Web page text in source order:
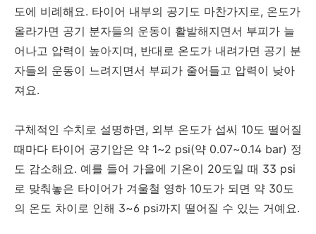
도에 비례해요. 타이어 내부의 공기도 마찬가지로, 온도가
올라가면 공기 분자들의 운동이 활발해지면서 부피가 늘
어나고 압력이 높아지며, 반대로 온도가 내려가면 공기 분
자들의 운동이 느려지면서 부피가 줄어들고 압력이 낮아
져요.
구체적인 수치로 설명하면, 외부 온도가 섭씨 10도 떨어질
때마다 타이어 공기압은 약 1~2 psi(약 0.07~0.14 bar) 정
도 감소해요. 예를 들어 가을에 기온이 20도일 때 33 psi
로 맞춰놓은 타이어가 겨울철 영하 10도가 되면 약 30도
의 온도 차이로 인해 3~6 psi까지 떨어질 수 있는 거예요.